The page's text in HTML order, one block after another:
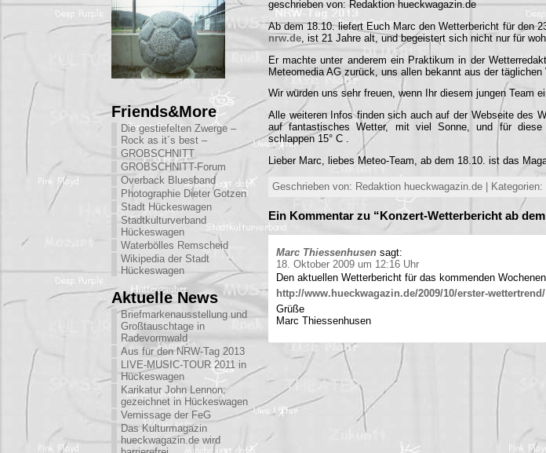
Friends&More
Die gestiefelten Zwerge –
Rock as it´s best –
GROBSCHNITT
GROBSCHNITT-Forum
Overback Bluesband
Photographie Dieter Gotzen
Stadt Hückeswagen
Stadtkulturverband
Hückeswagen
Waterbölles Remscheid
Wikipedia der Stadt
Hückeswagen
Aktuelle News
Briefmarkenausstellung und
Großtauschtage in
Radevormwald
Aus für den NRW-Tag 2013
LIVE-MUSIC-TOUR 2011 in
Hückeswagen
Karikatur John Lennon:
gezeichnet in Hückeswagen
Vernissage der FeG
Das Kulturmagazin
hueckwagazin.de wird
geschrieben von: Redaktion hueckwagazin.de
Ab dem 18.10. liefert Euch Marc den Wetterbericht für den
nrw.de , ist 21 Jahre alt, und begeistert sich nicht nur für
Er machte unter anderem ein Praktikum in der
Meteomedia AG zurück, uns allen bekannt aus der täglichen
Wir würden uns sehr freuen, wenn Ihr diesem jungen Team
Alle weiteren Infos finden sich auch auf der Webseite des
auf fantastisches Wetter, mit viel Sonne, und für diese
schlappen 15° C .
Lieber Marc, liebes Meteo-Team, ab dem 18.10. ist das
Geschrieben von: Redaktion hueckwagazin.de | Kategorien:
Ein Kommentar zu “Konzert-Wetterbericht ab dem
Marc Thiessenhusen sagt:
18. Oktober 2009 um 12:16 Uhr
Den aktuellen Wetterbericht für das kommenden
http://www.hueckwagazin.de/2009/10/erster-wettertrend/
Grüße
Marc Thiessenhusen